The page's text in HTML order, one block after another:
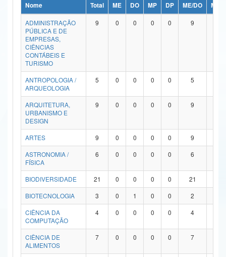
Ministério da Ciência, Tecnologia, Inovações e Comunicações
Ministério do Meio Ambiente
Ministério do Turismo
Ministério do Desenvolvimento Regional
Controladoria-Geral da União
Ministério da Mulher, da Família e dos Direitos Humanos
Secretaria de Governo
Advocacia-Geral da União
Banco Central do Brasil
Nome Total ME DO MP DP ME/DO
MP/
ADMINISTRAÇÃO
PÚBLICA E DE
EMPRESAS,
CIÊNCIAS
CONTÁBEIS E
TURISMO
9 0 0 0 0 9
ANTROPOLOGIA /
ARQUEOLOGIA
5 0 0 0 0 5
ARQUITETURA,
URBANISMO E
DESIGN
9 0 0 0 0 9
ARTES 9 0 0 0 0 9
ASTRONOMIA /
FÍSICA
6 0 0 0 0 6
BIODIVERSIDADE 21 0 0 0 0 21
BIOTECNOLOGIA
3 0 1 0 0 2
CIÊNCIA DA
COMPUTAÇÃO
4 0 0 0 0 4
CIÊNCIA DE
ALIMENTOS
7 0 0 0 0 7